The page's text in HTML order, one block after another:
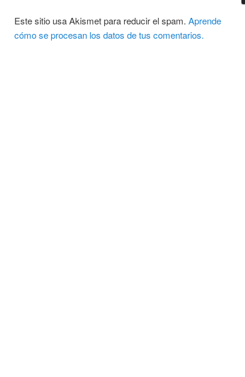
Este sitio usa Akismet para reducir el spam. Aprende
cómo se procesan los datos de tus comentarios.